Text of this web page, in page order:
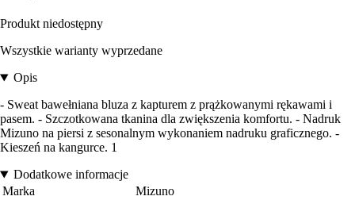
Produkt niedostępny
Wszystkie warianty wyprzedane
Opis
- Sweat bawełniana bluza z kapturem z prążkowanymi rękawami i
pasem. - Szczotkowana tkanina dla zwiększenia komfortu. - Nadruk
Mizuno na piersi z sesonalnym wykonaniem nadruku graficznego. -
Kieszeń na kangurce. 1
Dodatkowe informacje
Marka
Mizuno